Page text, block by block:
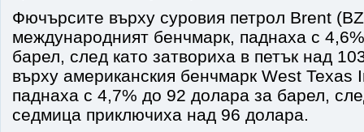
Фючърсите върху суровия петрол Brent
международният бенчмарк, паднаха с
барел, след като затвориха в петък над
върху американския бенчмарк West Texas
паднаха с 4,7% до 92 долара за барел,
седмица приключиха над 96 долара.